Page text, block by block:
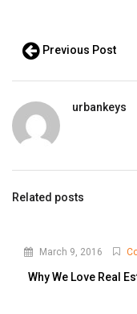
Previous Post
urbankeys
Related posts
March 9, 2016
Why We Love Real